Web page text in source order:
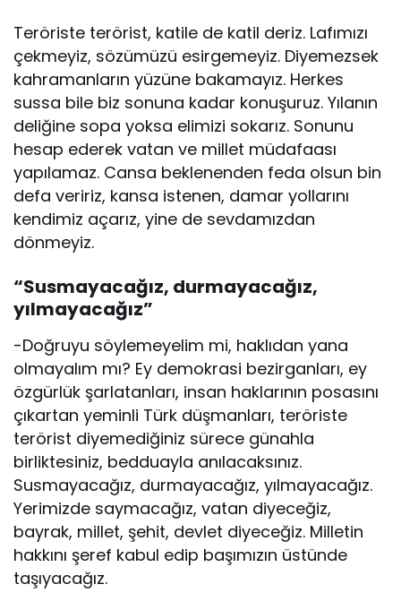
Teröriste terörist, katile de katil deriz. Lafımızı
çekmeyiz, sözümüzü esirgemeyiz. Diyemezsek
kahramanların yüzüne bakamayız. Herkes
sussa bile biz sonuna kadar konuşuruz. Yılanın
deliğine sopa yoksa elimizi sokarız. Sonunu
hesap ederek vatan ve millet müdafaası
yapılamaz. Cansa beklenenden feda olsun bin
defa veririz, kansa istenen, damar yollarını
kendimiz açarız, yine de sevdamızdan
dönmeyiz.
“Susmayacağız, durmayacağız,
yılmayacağız”
-Doğruyu söylemeyelim mi, haklıdan yana
olmayalım mı? Ey demokrasi bezirganları, ey
özgürlük şarlatanları, insan haklarının posasını
çıkartan yeminli Türk düşmanları, teröriste
terörist diyemediğiniz sürece günahla
birliktesiniz, bedduayla anılacaksınız.
Susmayacağız, durmayacağız, yılmayacağız.
Yerimizde saymacağız, vatan diyeceğiz,
bayrak, millet, şehit, devlet diyeceğiz. Milletin
hakkını şeref kabul edip başımızın üstünde
taşıyacağız.